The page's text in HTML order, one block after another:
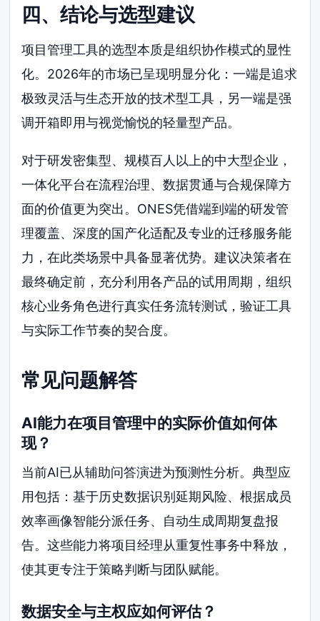
四、结论与选型建议
项目管理工具的选型本质是组织协作模式的显性
化。2026年的市场已呈现明显分化：一端是追求
极致灵活与生态开放的技术型工具，另一端是强
调开箱即用与视觉愉悦的轻量型产品。
对于研发密集型、规模百人以上的中大型企业，
一体化平台在流程治理、数据贯通与合规保障方
面的价值更为突出。ONES凭借端到端的研发管
理覆盖、深度的国产化适配及专业的迁移服务能
力，在此类场景中具备显著优势。建议决策者在
最终确定前，充分利用各产品的试用周期，组织
核心业务角色进行真实任务流转测试，验证工具
与实际工作节奏的契合度。
常见问题解答
AI能力在项目管理中的实际价值如何体
现？
当前AI已从辅助问答演进为预测性分析。典型应
用包括：基于历史数据识别延期风险、根据成员
效率画像智能分派任务、自动生成周期复盘报
告。这些能力将项目经理从重复性事务中释放，
使其更专注于策略判断与团队赋能。
数据安全与主权应如何评估？